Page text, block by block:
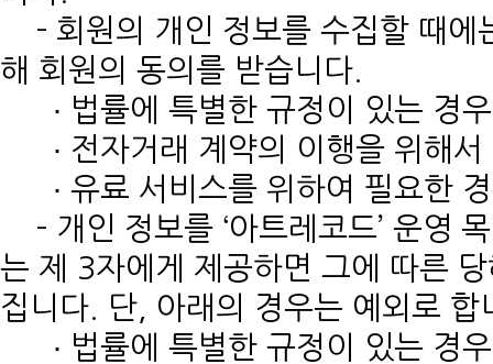
- 회원의 개인 정보를 수집할 때에
해 회원의 동의를 받습니다.
∙ 법률에 특별한 규정이 있는 경우
∙ 전자거래 계약의 이행을 위해서
∙ 유료 서비스를 위하여 필요한
- 개인 정보를 ‘아트레코드’ 운영
는 제 3자에게 제공하면 그에 따른
집니다. 단, 아래의 경우는 예외로 합
∙ 법률에 특별한 규정이 있는 경우